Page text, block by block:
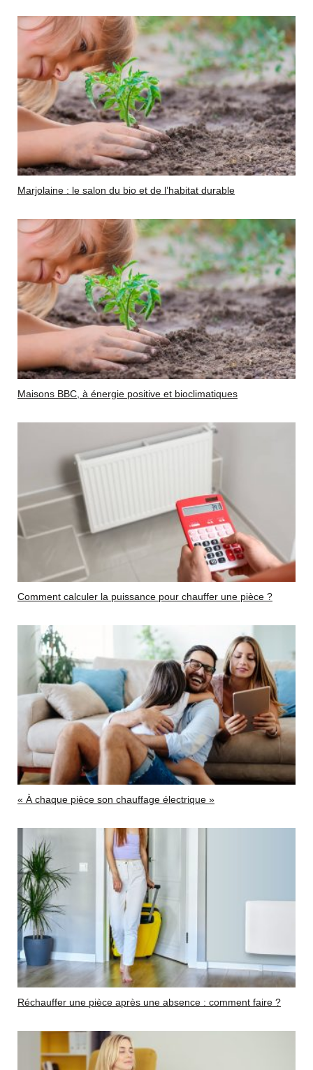
Marjolaine : le salon du bio et de l’habitat durable
Maisons BBC, à énergie positive et bioclimatiques
Comment calculer la puissance pour chauffer une pièce ?
« À chaque pièce son chauffage électrique »
Réchauffer une pièce après une absence : comment faire ?